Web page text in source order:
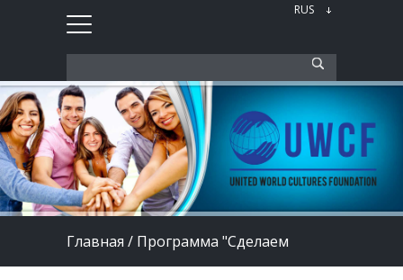
Главная / Программа "Сделаем